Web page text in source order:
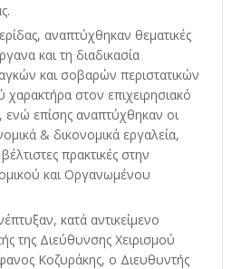
αναπτύχθηκαν θεματικές
και τη διαδικασία
και σοβαρών περιστατικών
χαρακτήρα στον επιχειρησιακό
ενώ επίσης αναπτύχθηκαν οι
& δικονομικά εργαλεία,
πρακτικές στην
και Οργανωμένου
κατά αντικείμενο
της Διεύθυνσης Χειρισμού
Κοζυράκης, ο Διευθυντής